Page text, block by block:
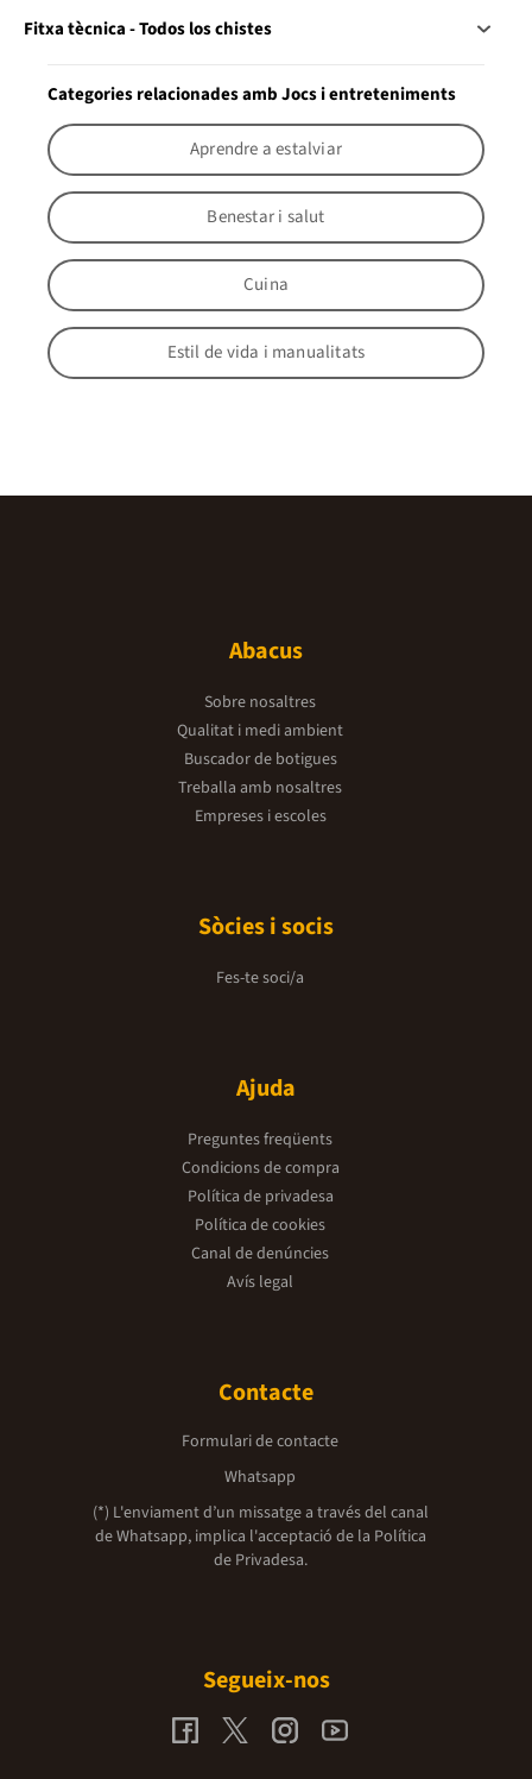
Fitxa tècnica - Todos los chistes
Categories relacionades amb Jocs i entreteniments
Aprendre a estalviar
Benestar i salut
Cuina
Estil de vida i manualitats
Abacus
Sobre nosaltres
Qualitat i medi ambient
Buscador de botigues
Treballa amb nosaltres
Empreses i escoles
Sòcies i socis
Fes-te soci/a
Ajuda
Preguntes freqüents
Condicions de compra
Política de privadesa
Política de cookies
Canal de denúncies
Avís legal
Contacte
Formulari de contacte
Whatsapp
(*) L'enviament d’un missatge a través del canal
de Whatsapp, implica l'acceptació de la Política
de Privadesa.
Segueix-nos